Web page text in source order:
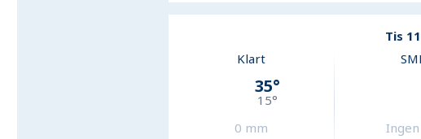
Tis
Klart
35°
15°
0 mm